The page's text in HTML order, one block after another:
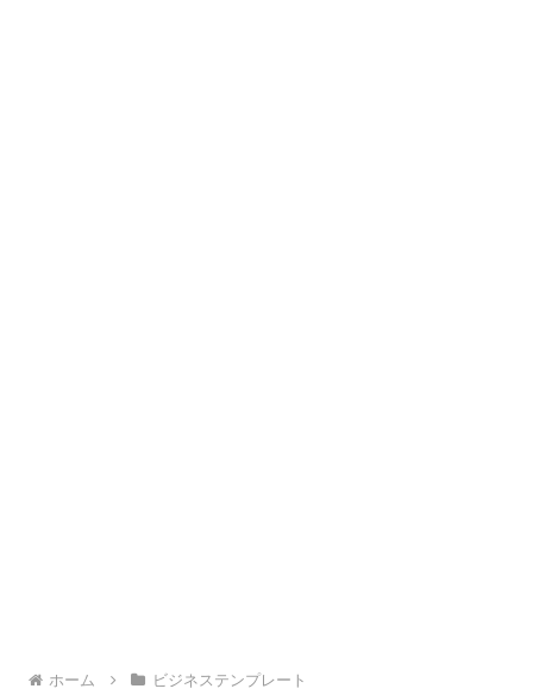
ホーム ビジネステンプレート